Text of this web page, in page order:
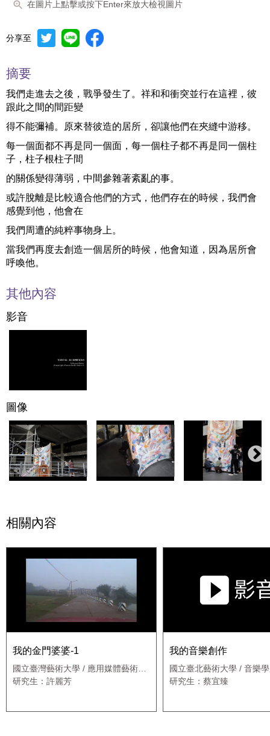
在圖片上點擊或按下Enter來放大檢視圖片
分享至
摘要
我們走進去之後，戰爭發生了。祥和和衝突並行在這裡，彼
跟此之間的間距變
得不能彌補。原來替彼造的居所，卻讓他們在夾縫中游移。
每一個面都不再是同一個面，每一個柱子都不再是同一個柱
子，柱子根柱子間
的關係變得薄弱，中間參雜著紊亂的事。
或許脫離是比較適合他們的方式，他們存在的時候，我們會
感覺到他，他會在
我們周遭的純粹事物身上。
當我們再度去創造一個居所的時候，他會知道，因為居所會
呼喚他。
其他內容
影音
圖像
相關內容
我的金門婆婆-1
國立臺灣藝術大學 / 應用媒體藝術研
究所
研究生：許麗芳
我的音樂創作
國立臺北藝術大學 / 音樂
作曲組
研究生：蔡宜臻